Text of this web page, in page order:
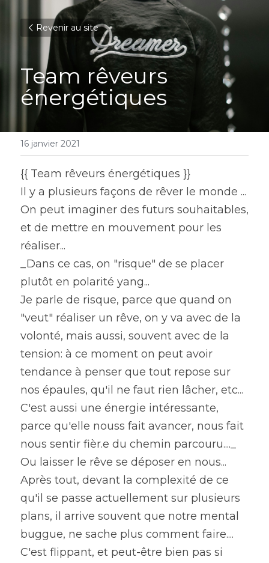
Revenir au site
Team rêveurs
énergétiques
16 janvier 2021
{{ Team rêveurs énergétiques }}
Il y a plusieurs façons de rêver le monde ...
On peut imaginer des futurs souhaitables,
et de mettre en mouvement pour les
réaliser...
_Dans ce cas, on "risque" de se placer
plutôt en polarité yang...
Je parle de risque, parce que quand on
"veut" réaliser un rêve, on y va avec de la
volonté, mais aussi, souvent avec de la
tension: à ce moment on peut avoir
tendance à penser que tout repose sur
nos épaules, qu'il ne faut rien lâcher, etc...
C'est aussi une énergie intéressante,
parce qu'elle nouss fait avancer, nous fait
nous sentir fièr.e du chemin parcouru...._
Ou laisser le rêve se déposer en nous...
Après tout, devant la complexité de ce
qu'il se passe actuellement sur plusieurs
plans, il arrive souvent que notre mental
buggue, ne sache plus comment faire....
C'est flippant, et peut-être bien pas si